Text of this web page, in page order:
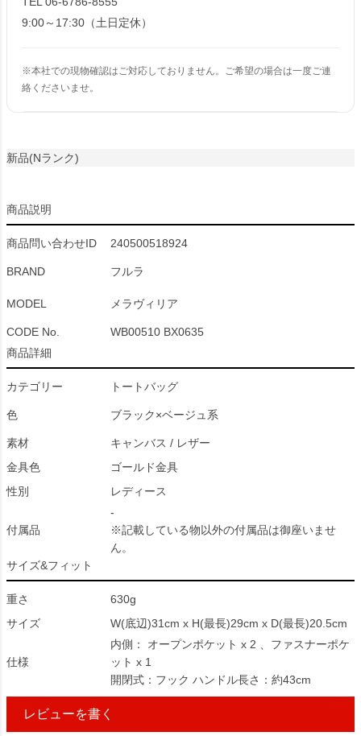
9:00～17:30（土日定休）
※本社での現物確認はご対応しておりません。ご希望の場合は一度ご連
絡くださいませ。
新品(Nランク)
商品説明
商品問い合わせID 240500518924
BRAND フルラ
MODEL メラヴィリア
CODE No.
WB00510 BX0635
商品詳細
カテゴリー トートバッグ
色 ブラック×ベージュ系
素材
キャンバス / レザー
金具色
ゴールド金具
性別
レディース
付属品
-
※記載している物以外の付属品は御座いませ
ん。
サイズ&フィット
重さ
630g
サイズ
W(底辺)31cm x H(最長)29cm x D(最長)20.5cm
仕様
内側： オープンポケット x 2 、ファスナーポケ
ット x 1
開閉式：フック ハンドル長さ：約43cm
レビューを書く